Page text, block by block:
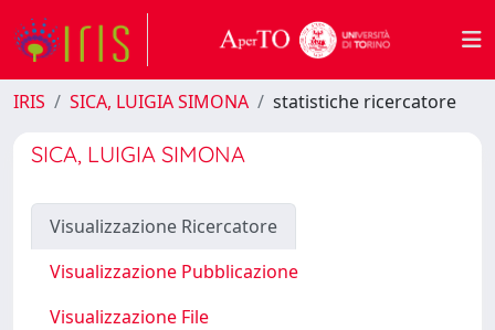
IRIS SICA, LUIGIA SIMONA statistiche ricercatore
SICA, LUIGIA SIMONA
Visualizzazione Ricercatore
Visualizzazione Pubblicazione
Visualizzazione File